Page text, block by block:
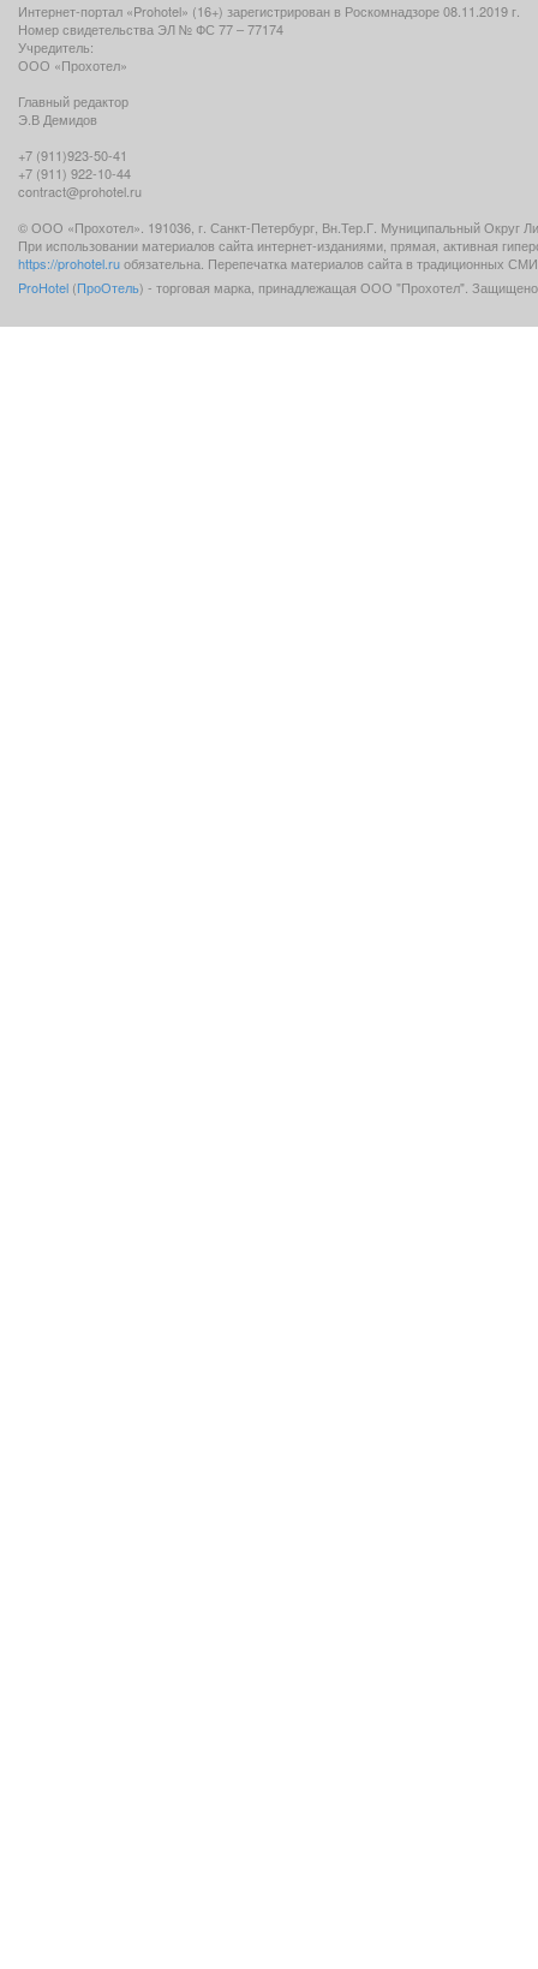
Интернет-портал «Prohotel» (16+) зарегистрирован в Роскомнадзоре 08.11.2019 г.
Номер свидетельства ЭЛ № ФС 77 – 77174
Учредитель:
ООО «Прохотел»
Главный редактор
Э.В Демидов
+7 (911)923-50-41
+7 (911) 922-10-44
contract@prohotel.ru
© ООО «Прохотел». 191036, г. Санкт-Петербург, Вн.Тер.Г. Муниципальный Округ
При использовании материалов сайта интернет-изданиями, прямая, активная
https://prohotel.ruобязательна. Перепечатка материалов сайта в традиционных
ProHotel (ПроОтель) - торговая марка, принадлежащая ООО "Прохотел". Защищено